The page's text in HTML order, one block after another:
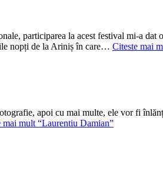
participarea la acest festival mi-a dat
nopți de la Ariniș în care… Citeste mai
apoi cu mai multe, ele vor fi
mai mult “Laurentiu Damian”